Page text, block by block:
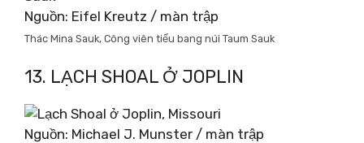
Nguồn: Eifel Kreutz / màn trập
Thác Mina Sauk, Công viên tiểu bang núi Taum Sauk
13. LẠCH SHOAL Ở JOPLIN
Nguồn: Michael J. Munster / màn trập